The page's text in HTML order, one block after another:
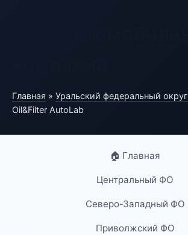
Главная » Уральский федеральный округ
Oil&Filter AutoLab
🏠 Главная
Центральный ФО
Северо-Западный ФО
Приволжский ФО